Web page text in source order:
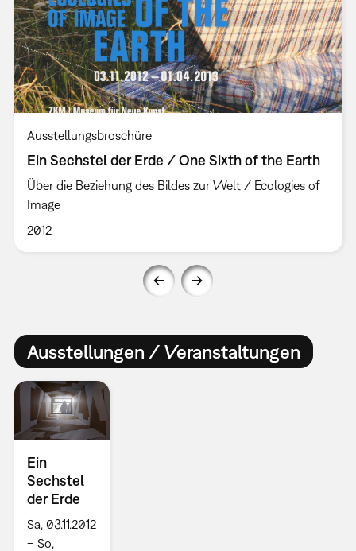
Ausstellungsbroschüre
Ein Sechstel der Erde / One Sixth of the Earth
Über die Beziehung des Bildes zur Welt / Ecologies of
Image
2012
Ausstellungen / Veranstaltungen
Ein
Sechstel
der Erde
Sa, 03.11.2012
– So,